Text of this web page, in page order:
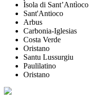
Ìsola di Sant’Antìoco
Sant'Antioco
Arbus
Carbonia-Iglesias
Costa Verde
Oristano
Santu Lussurgiu
Paulilatino
Oristano